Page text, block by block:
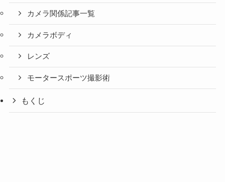
カメラ関係記事一覧
カメラボディ
レンズ
モータースポーツ撮影術
もくじ